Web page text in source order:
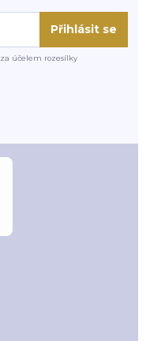
Přihlásit se
za účelem rozesílky